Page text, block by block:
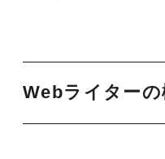
Webライターの